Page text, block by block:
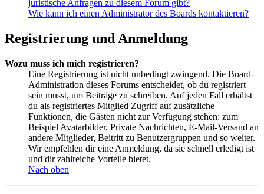
juristische Anfragen zu diesem Forum gibt?
Wie kann ich einen Administrator des Boards kontaktieren?
Registrierung und Anmeldung
Wozu muss ich mich registrieren?
Eine Registrierung ist nicht unbedingt zwingend. Die Board-
Administration dieses Forums entscheidet, ob du registriert
sein musst, um Beiträge zu schreiben. Auf jeden Fall erhältst
du als registriertes Mitglied Zugriff auf zusätzliche
Funktionen, die Gästen nicht zur Verfügung stehen: zum
Beispiel Avatarbilder, Private Nachrichten, E-Mail-Versand an
andere Mitglieder, Beitritt zu Benutzergruppen und so weiter.
Wir empfehlen dir eine Anmeldung, da sie schnell erledigt ist
und dir zahlreiche Vorteile bietet.
Nach oben